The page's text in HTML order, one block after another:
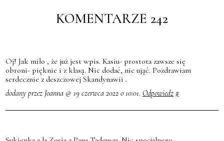
KOMENTARZE 242
Oj! Jak miło , że już jest wpis. Kasiu- prostota zawsze się
obroni- pięknie i z klasą. Nic dodać, nic ująć. Pozdrawiam
serdecznie z deszczowej Skandynawii .
dodany przez Joanna @ 19 czerwca 2022 o 10:01. Odpowiedz #